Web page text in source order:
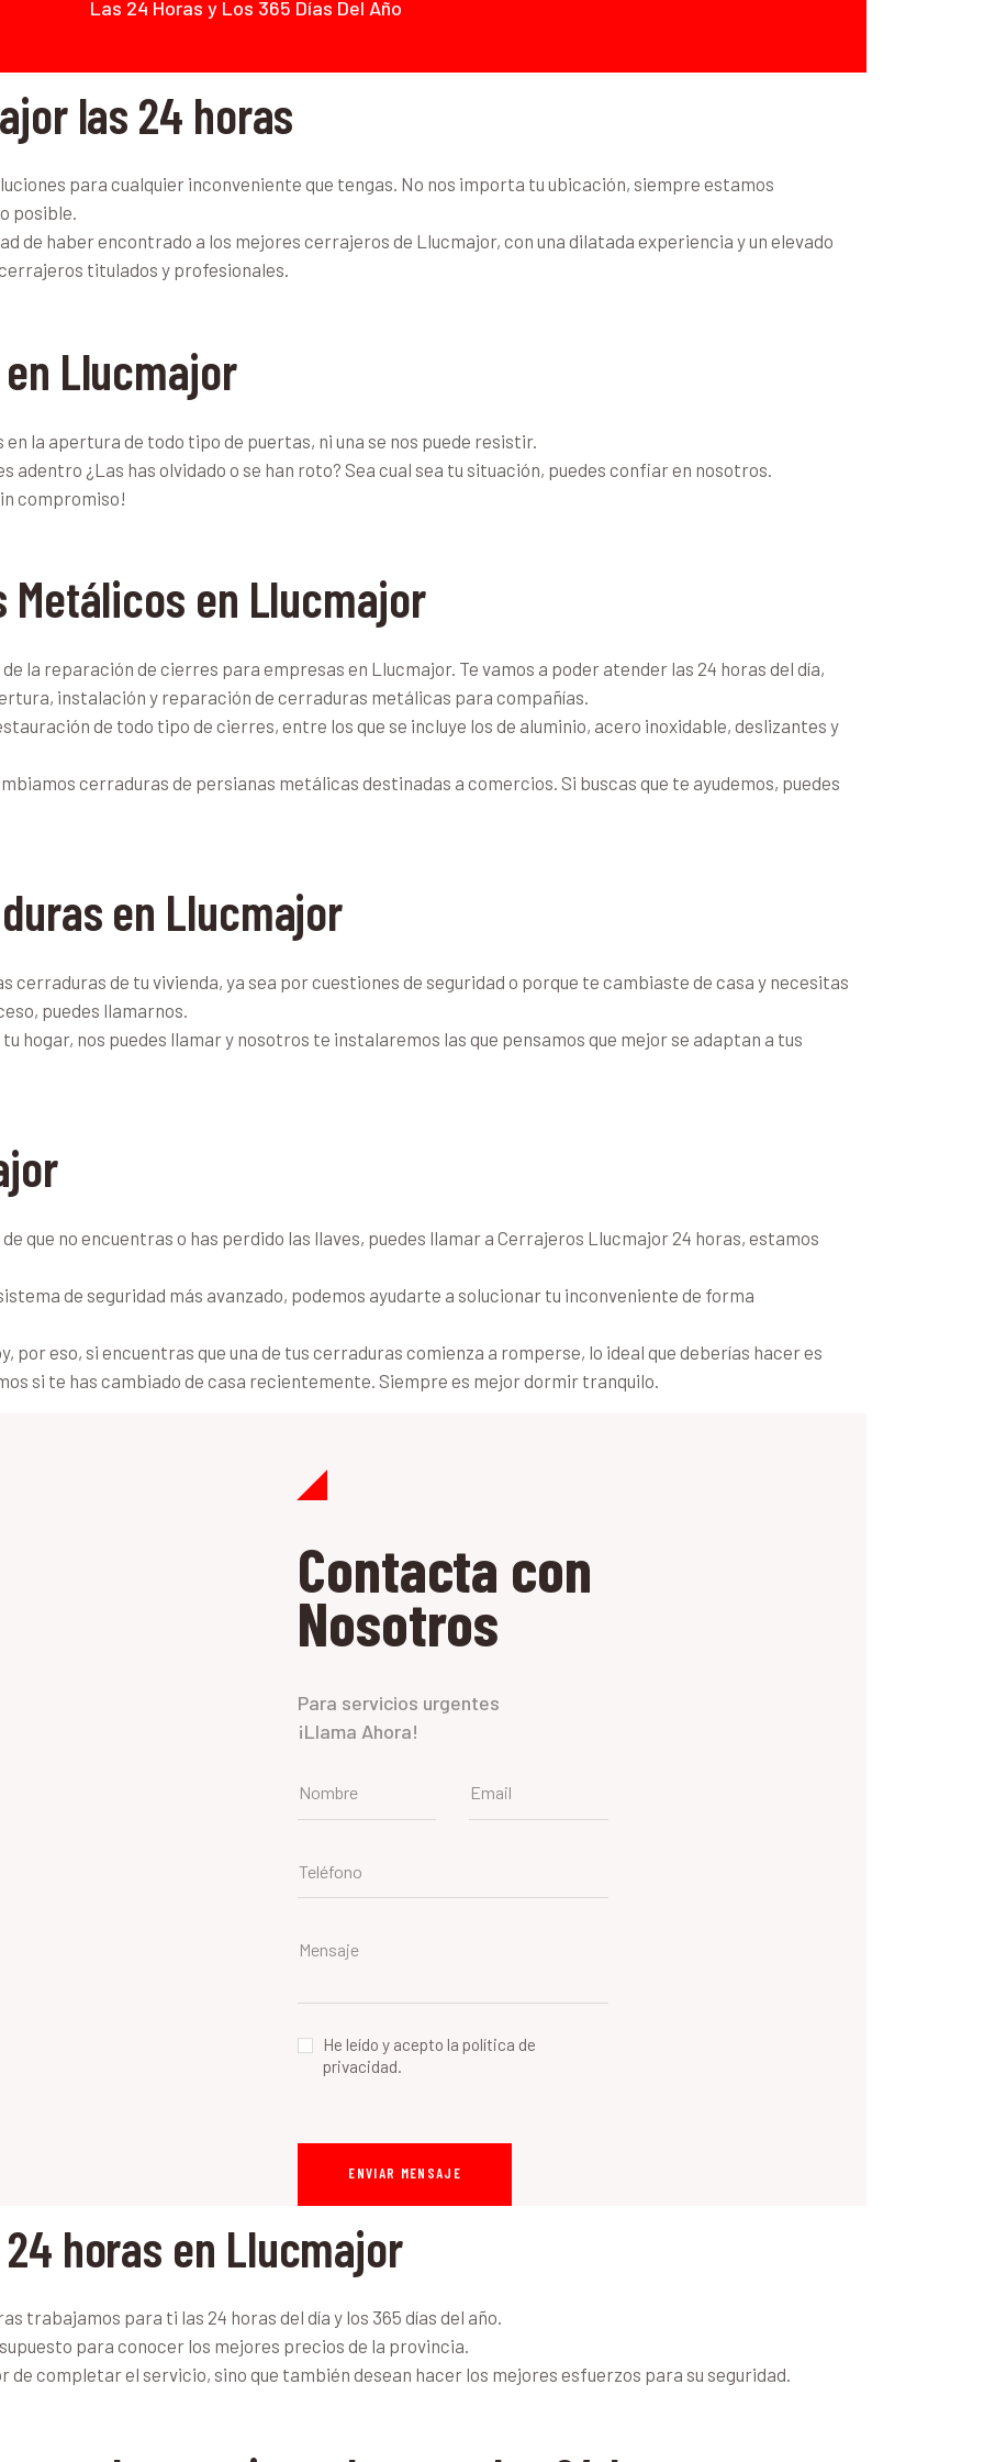
Las 24 Horas y Los 365 Días Del Año
las 24 horas
para cualquier inconveniente que tengas. No nos importa tu ubicación, siempre estamos
posible.
de haber encontrado a los mejores cerrajeros de Llucmajor, con una dilatada experiencia y un elevado
titulados y profesionales.
Llucmajor
la apertura de todo tipo de puertas, ni una se nos puede resistir.
adentro ¿Las has olvidado o se han roto? Sea cual sea tu situación, puedes confiar en nosotros.
compromiso!
en Llucmajor
la reparación de cierres para empresas en Llucmajor. Te vamos a poder atender las 24 horas del día,
instalación y reparación de cerraduras metálicas para compañías.
de todo tipo de cierres, entre los que se incluye los de aluminio, acero inoxidable, deslizantes y
cerraduras de persianas metálicas destinadas a comercios. Si buscas que te ayudemos, puedes
en Llucmajor
cerraduras de tu vivienda, ya sea por cuestiones de seguridad o porque te cambiaste de casa y necesitas
puedes llamarnos.
hogar, nos puedes llamar y nosotros te instalaremos las que pensamos que mejor se adaptan a tus
que no encuentras o has perdido las llaves, puedes llamar a Cerrajeros Llucmajor 24 horas, estamos
de seguridad más avanzado, podemos ayudarte a solucionar tu inconveniente de forma
por eso, si encuentras que una de tus cerraduras comienza a romperse, lo ideal que deberías hacer es
si te has cambiado de casa recientemente. Siempre es mejor dormir tranquilo.
Contacta con
Nosotros
Para servicios urgentes
¡Llama Ahora!
He leído y acepto la política de
privacidad.
horas en Llucmajor
trabajamos para ti las 24 horas del día y los 365 días del año.
para conocer los mejores precios de la provincia.
completar el servicio, sino que también desean hacer los mejores esfuerzos para su seguridad.